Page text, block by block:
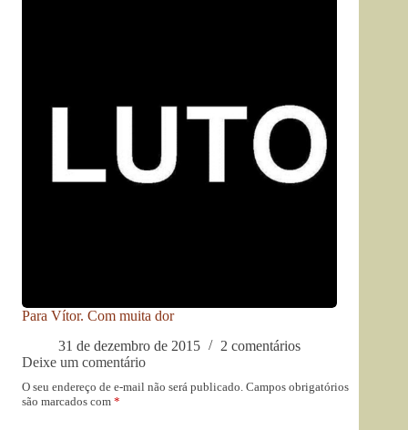
Para Vítor. Com muita dor
31 de dezembro de 2015
2 comentários
Deixe um comentário
O seu endereço de e-mail não será publicado. Campos obrigatórios
são marcados com *